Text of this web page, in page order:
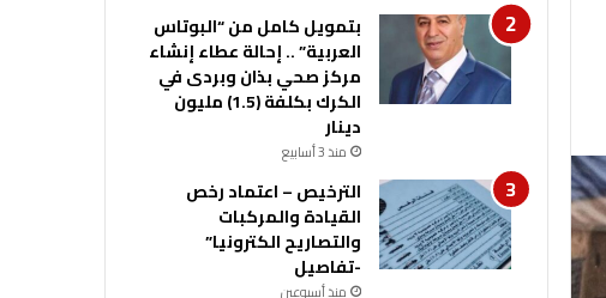
بتمويل كامل من “البوتاس
العربية” .. إحالة عطاء إنشاء
مركز صحي بذان وبردى في
الكرك بكلفة (1.5) مليون
دينار
منذ 3 أسابيع
الترخيص – اعتماد رخص
القيادة والمركبات
والتصاريح الكترونيا”
-تفاصيل
منذ أسبوعين